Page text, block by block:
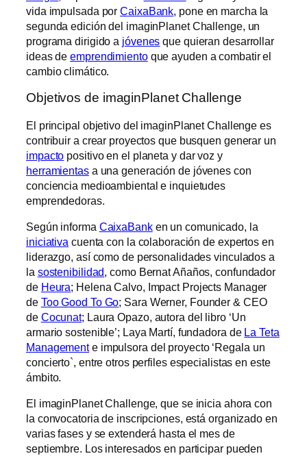
vida impulsada porCaixaBank, pone en marcha la
segunda edición del imaginPlanet Challenge, un
programa dirigido a jóvenes que quieran desarrollar
ideas deemprendimientoque ayuden a combatir el
cambio climático.
Objetivos de imaginPlanet Challenge
El principal objetivo del imaginPlanet Challenge es
contribuir a crear proyectos que busquen generar un
impacto positivo en el planeta y dar voz y
herramientasa una generación de jóvenes con
conciencia medioambiental e inquietudes
emprendedoras.
Según informa CaixaBanken un comunicado, la
iniciativa cuenta con la colaboración de expertos en
liderazgo, así como de personalidades vinculados a
la sostenibilidad, como Bernat Añaños, confundador
de Heura; Helena Calvo, Impact Projects Manager
de Too Good To Go; Sara Werner, Founder & CEO
de Cocunat; Laura Opazo, autora del libro ‘Un
armario sostenible’; Laya Martí, fundadora de La Teta
Managemente impulsora del proyecto ‘Regala un
concierto`, entre otros perfiles especialistas en este
ámbito.
El imaginPlanet Challenge, que se inicia ahora con
la convocatoria de inscripciones, está organizado en
varias fases y se extenderá hasta el mes de
septiembre. Los interesados en participar pueden